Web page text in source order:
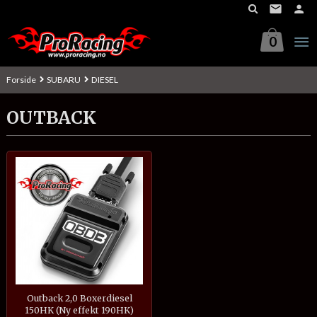
innholdet
0
Forside SUBARU DIESEL
OUTBACK
Outback 2,0 Boxerdiesel
150HK (Ny effekt 190HK)